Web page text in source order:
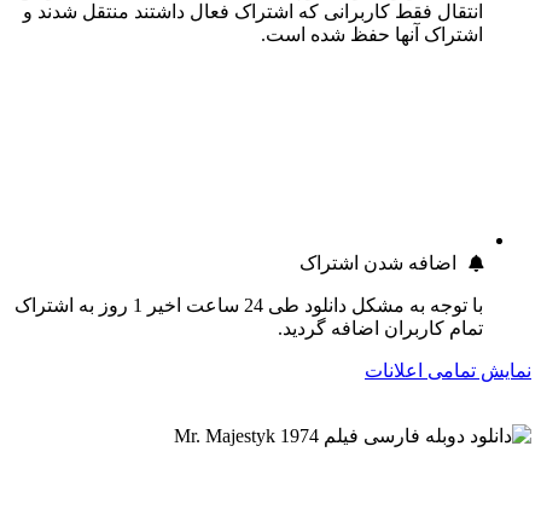
انتقال فقط کاربرانی که اشتراک فعال داشتند منتقل شدند و
اشتراک آنها حفظ شده است.
اضافه شدن اشتراک
با توجه به مشکل دانلود طی 24 ساعت اخیر 1 روز به اشتراک
تمام کاربران اضافه گردید.
نمایش تمامی اعلانات